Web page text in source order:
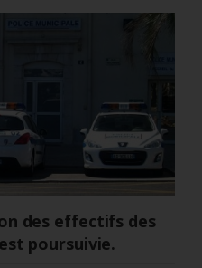
des effectifs des
poursuivie.